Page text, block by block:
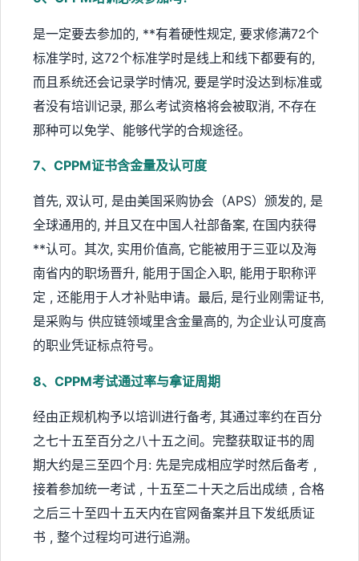
是一定要去参加的, **有着硬性规定, 要求修满72个
标准学时, 这72个标准学时是线上和线下都要有的,
而且系统还会记录学时情况, 要是学时没达到标准或
者没有培训记录, 那么考试资格将会被取消, 不存在
那种可以免学、能够代学的合规途径。
7、CPPM证书含金量及认可度
首先, 双认可, 是由美国采购协会（APS）颁发的, 是
全球通用的, 并且又在中国人社部备案, 在国内获得
**认可。其次, 实用价值高, 它能被用于三亚以及海
南省内的职场晋升, 能用于国企入职, 能用于职称评
定 , 还能用于人才补贴申请。最后, 是行业刚需证书,
是采购与 供应链领域里含金量高的, 为企业认可度高
的职业凭证标点符号。
8、CPPM考试通过率与拿证周期
经由正规机构予以培训进行备考, 其通过率约在百分
之七十五至百分之八十五之间。完整获取证书的周
期大约是三至四个月: 先是完成相应学时然后备考 ,
接着参加统一考试 , 十五至二十天之后出成绩 , 合格
之后三十至四十五天内在官网备案并且下发纸质证
书 , 整个过程均可进行追溯。